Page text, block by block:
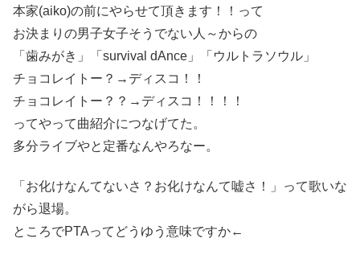
本家(aiko)の前にやらせて頂きます！！って
お決まりの男子女子そうでない人～からの
「歯みがき」「survival dAnce」「ウルトラソウル」
チョコレイトー？→ディスコ！！
チョコレイトー？？→ディスコ！！！！
ってやって曲紹介につなげてた。
多分ライブやと定番なんやろなー。
「お化けなんてないさ？お化けなんて嘘さ！」って歌いな
がら退場。
ところでPTAってどうゆう意味ですか←